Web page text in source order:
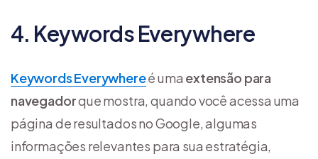
4. Keywords Everywhere
Keywords Everywhereé uma extensão para
navegadorque mostra, quando você acessa uma
página de resultados no Google, algumas
informações relevantes para sua estratégia,